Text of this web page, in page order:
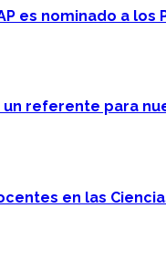
es nominado a los
referente para
en las